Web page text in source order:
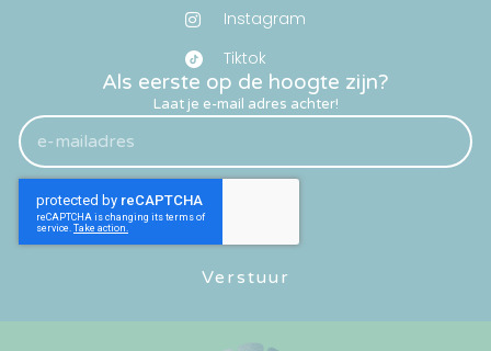
Als eerste op de hoogte zijn?
Laat je e-mail adres achter!
Verstuur
Instagram
Tiktok